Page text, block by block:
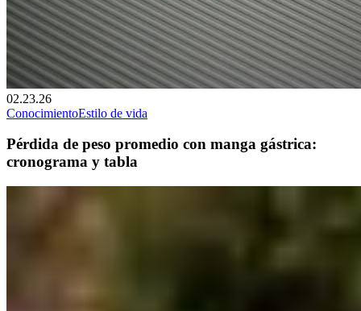
02.23.26
ConocimientoEstilo de vida
Pérdida de peso promedio con manga gástrica:
cronograma y tabla